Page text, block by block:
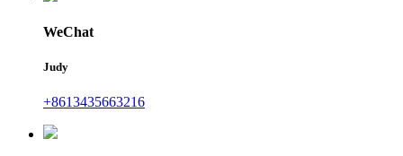
WeChat
Judy
+8613435663216